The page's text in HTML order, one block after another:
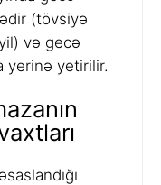
(tövsiyə
və gecə
yerinə yetirilir.